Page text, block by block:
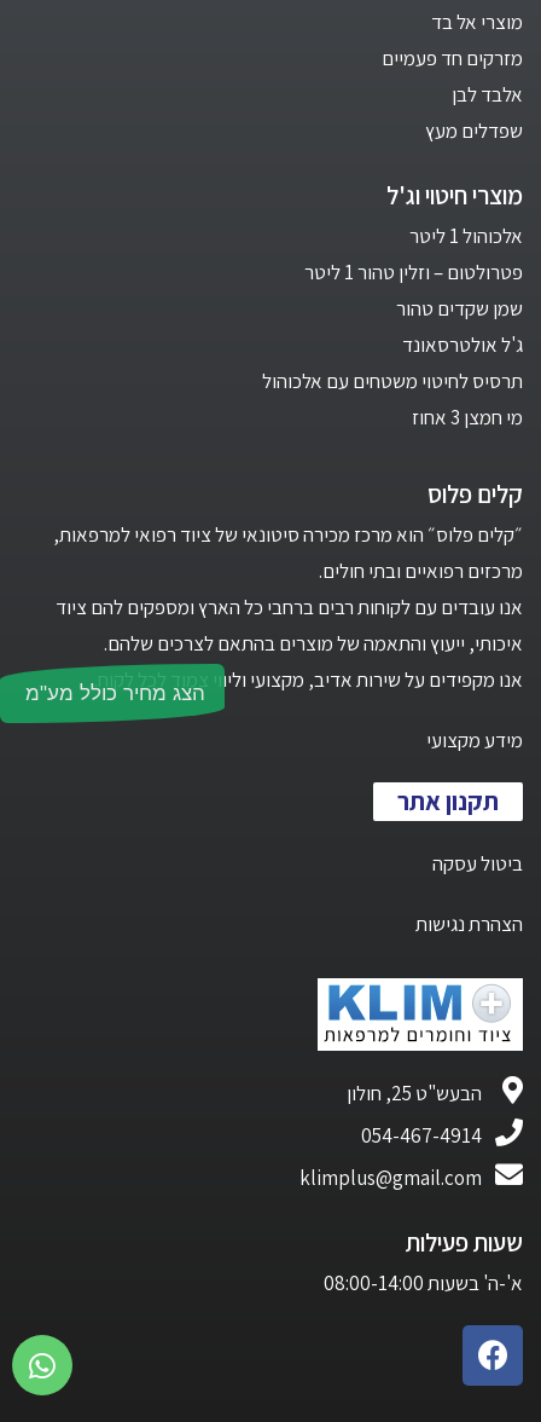
הצג מחיר כולל מע"מ
מוצרי אל בד
מזרקים חד פעמיים
אלבד לבן
שפדלים מעץ
מוצרי חיטוי וג'ל
אלכוהול 1 ליטר
פטרולטום – וזלין טהור 1 ליטר
שמן שקדים טהור
ג'ל אולטרסאונד
תרסיס לחיטוי משטחים עם אלכוהול
מי חמצן 3 אחוז
קלים פלוס
״קלים פלוס״ הוא מרכז מכירה סיטונאי של ציוד רפואי למרפאות,
מרכזים רפואיים ובתי חולים.
אנו עובדים עם לקוחות רבים ברחבי כל הארץ ומספקים להם ציוד
איכותי, ייעוץ והתאמה של מוצרים בהתאם לצרכים שלהם.
אנו מקפידים על שירות אדיב, מקצועי וליווי צמוד לכל לקוח.
מידע מקצועי
תקנון אתר
ביטול עסקה
הצהרת נגישות
הבעש"ט 25, חולון
054-467-4914
klimplus@gmail.com
שעות פעילות
א'-ה' בשעות 08:00-14:00